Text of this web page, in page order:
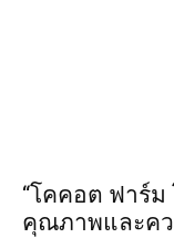
“โคคอต ฟาร์ม
คุณภาพและค